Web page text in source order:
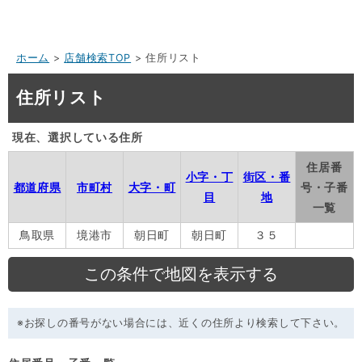
ホーム > 店舗検索TOP > 住所リスト
住所リスト
現在、選択している住所
都道府県 市町村 大字・町
小字・丁
目
街区・番
地
住居番
号・子番
一覧
鳥取県
境港市 朝日町 朝日町 ３５
※お探しの番号がない場合には、近くの住所より検索して下さい。